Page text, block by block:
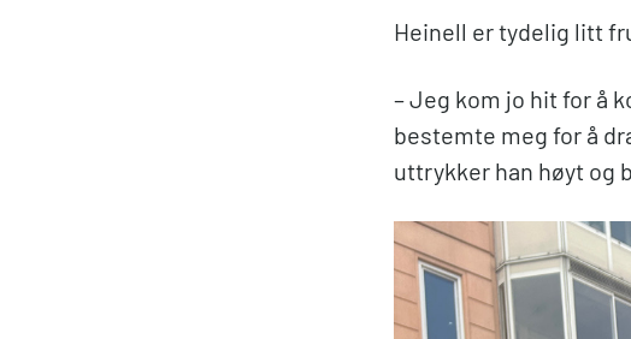
Heinell er tydelig litt
– Jeg kom jo hit for å
bestemte meg for å
uttrykker han høyt og